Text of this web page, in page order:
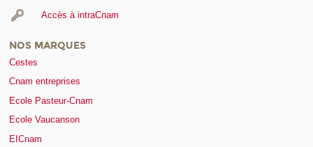
Accès à intraCnam
NOS MARQUES
Cestes
Cnam entreprises
Ecole Pasteur-Cnam
Ecole Vaucanson
EICnam